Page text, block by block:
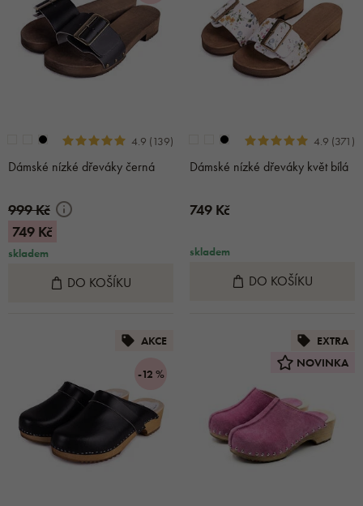
4.9 (139)
Dámské nízké dřeváky černá
999 Kč
749 Kč
skladem
DO KOŠÍKU
4.9 (371)
Dámské nízké dřeváky květ bílá
749 Kč
skladem
DO KOŠÍKU
AKCE
-12 %
EXTRA
NOVINKA